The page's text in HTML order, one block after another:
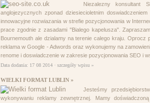
Niezalezny konsultant
anglojezycznych zponad dziesiecioletnim
innowacyjne rozwiazania w strefie pozycjonowania w
prace zgodnie z zasadami "Bialego kapelusza".
Bournemouth ale dzialamy na terenie calego kraju.
reklama w Google - Adwords oraz wykonujemy na
renome i doswiadczenie w zakresie pozycjonowania SEO i
Data dodania: 17 08 2014 · szczegóły wpisu »
WIELKI FORMAT LUBLIN »
Jesteśmy
wykonywaniu reklamy zewnętrznej. Mamy